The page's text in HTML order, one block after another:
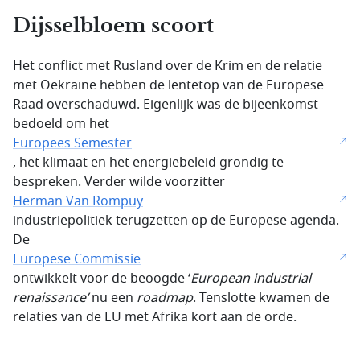
Dijsselbloem scoort
Het conflict met Rusland over de Krim en de relatie
met Oekraïne hebben de lentetop van de Europese
Raad overschaduwd. Eigenlijk was de bijeenkomst
bedoeld om het
Europees Semester
, het klimaat en het energiebeleid grondig te
bespreken. Verder wilde voorzitter
Herman Van Rompuy
industriepolitiek terugzetten op de Europese agenda.
De
Europese Commissie
ontwikkelt voor de beoogde ‘European industrial
renaissance’nu een roadmap. Tenslotte kwamen de
relaties van de EU met Afrika kort aan de orde.